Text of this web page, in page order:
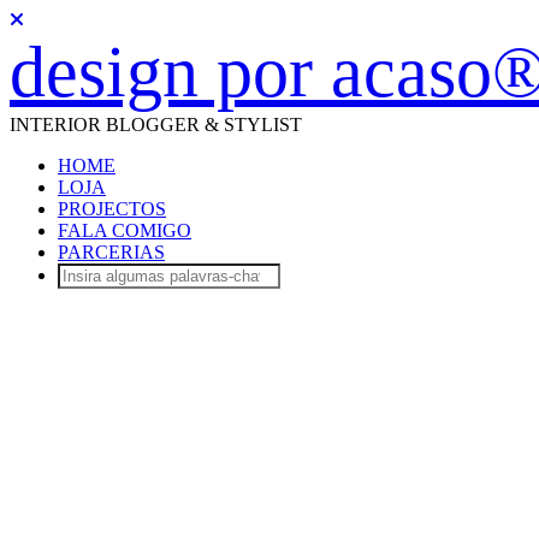
design por
INTERIOR BLOGGER & STYLIST
HOME
LOJA
PROJECTOS
FALA COMIGO
PARCERIAS